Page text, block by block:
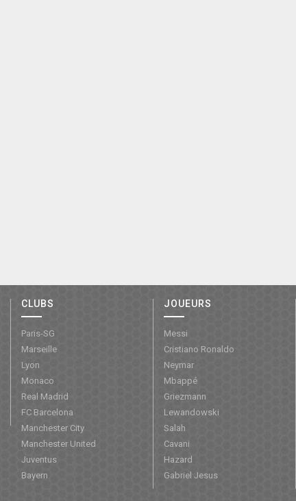
CLUBS
Paris-SG
Marseille
Lyon
Monaco
Real Madrid
FC Barcelona
Manchester City
Manchester United
Juventus
Bayern
JOUEURS
Messi
Cristiano Ronaldo
Neymar
Mbappé
Griezmann
Lewandowski
Salah
Cavani
Hazard
Gabriel Jesus